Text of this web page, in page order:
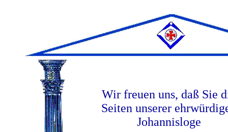
Wir freuen uns, daß Sie
Seiten unserer
Johannisloge